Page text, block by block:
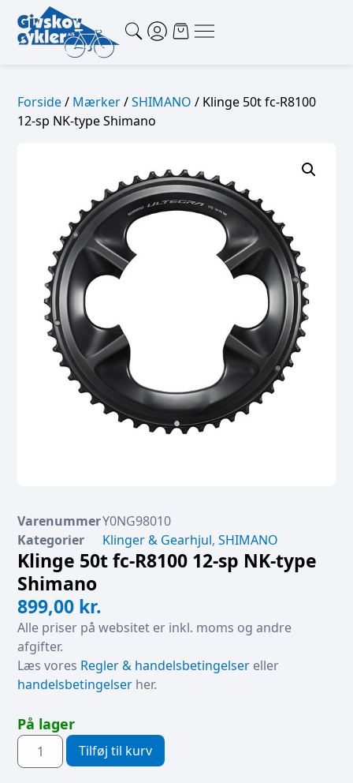
Forside/ Mærker/SHIMANO / Klinge 50t fc-R8100
12-sp NK-type Shimano
VarenummerY0NG98010
Kategorier
Klinger & Gearhjul,SHIMANO
Klinge 50t fc-R8100 12-sp NK-type
Shimano
899,00 kr.
Alle priser på websitet er inkl. moms og andre
afgifter.
Læs vores Regler & handelsbetingelser eller
handelsbetingelser her.
På lager
Tilføj til kurv